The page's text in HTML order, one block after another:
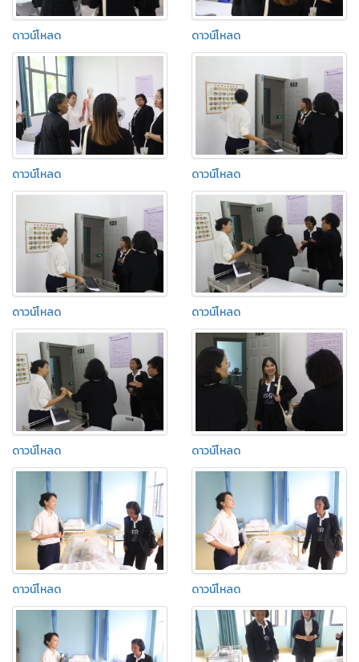
ดาวน์โหลด ดาวน์โหลด
ดาวน์โหลด ดาวน์โหลด
ดาวน์โหลด ดาวน์โหลด
ดาวน์โหลด ดาวน์โหลด
ดาวน์โหลด ดาวน์โหลด